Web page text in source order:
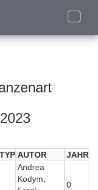
Toggle
AUTOR JAHR
Andrea
Kodym,
0